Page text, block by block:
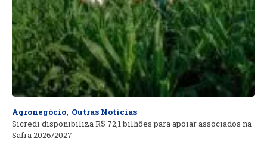
Agronegócio, Outras Notícias
Sicredi disponibiliza R$ 72,1 bilhões para apoiar associados na
Safra 2026/2027